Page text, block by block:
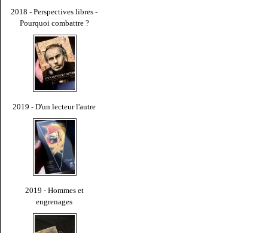
2018 - Perspectives libres -
Pourquoi combattre ?
2019 - D'un lecteur l'autre
2019 - Hommes et
engrenages